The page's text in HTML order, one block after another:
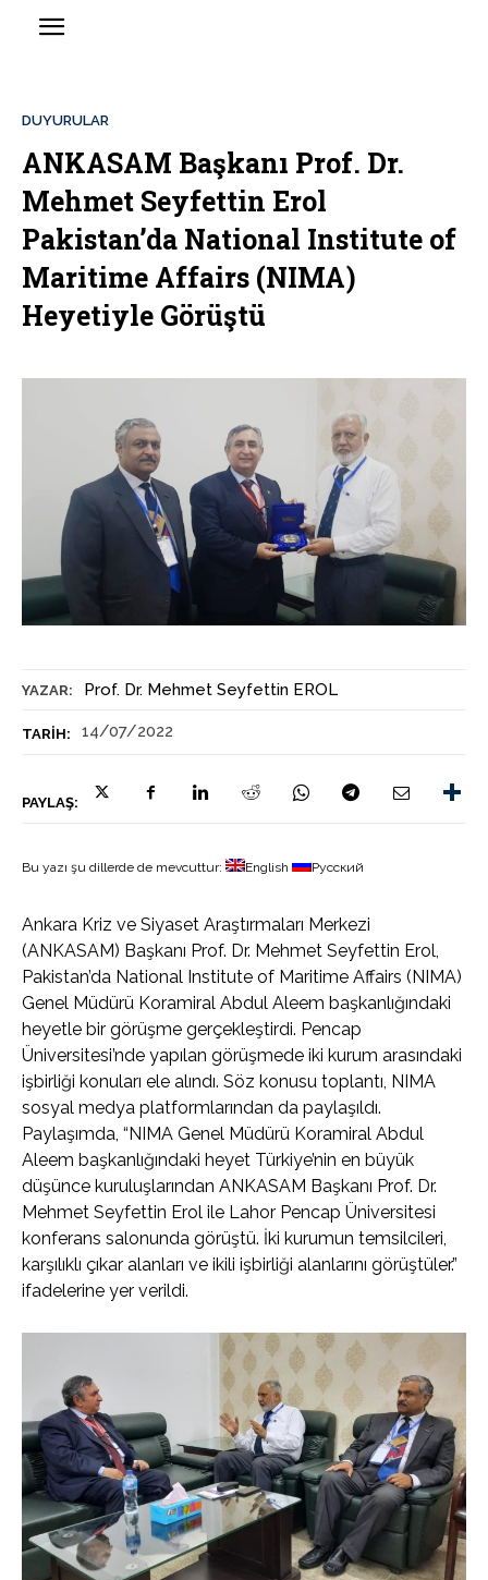
YAZAR: Prof. Dr. Mehmet Seyfettin EROL
TARIH: 14/07/2022
PAYLAŞ:
DUYURULAR
ANKASAM Başkanı Prof. Dr.
Mehmet Seyfettin Erol
Pakistan’da National Institute of
Maritime Affairs (NIMA)
Heyetiyle Görüştü
Bu yazı şu dillerde de mevcuttur: English Русский
Ankara Kriz ve Siyaset Araştırmaları Merkezi
(ANKASAM) Başkanı Prof. Dr. Mehmet Seyfettin Erol,
Pakistan’da National Institute of Maritime Affairs (NIMA)
Genel Müdürü Koramiral Abdul Aleem başkanlığındaki
heyetle bir görüşme gerçekleştirdi. Pencap
Üniversitesi’nde yapılan görüşmede iki kurum arasındaki
işbirliği konuları ele alındı. Söz konusu toplantı, NIMA
sosyal medya platformlarından da paylaşıldı.
Paylaşımda, “NIMA Genel Müdürü Koramiral Abdul
Aleem başkanlığındaki heyet Türkiye’nin en büyük
düşünce kuruluşlarından ANKASAM Başkanı Prof. Dr.
Mehmet Seyfettin Erol ile Lahor Pencap Üniversitesi
konferans salonunda görüştü. İki kurumun temsilcileri,
karşılıklı çıkar alanları ve ikili işbirliği alanlarını görüştüler.”
ifadelerine yer verildi.